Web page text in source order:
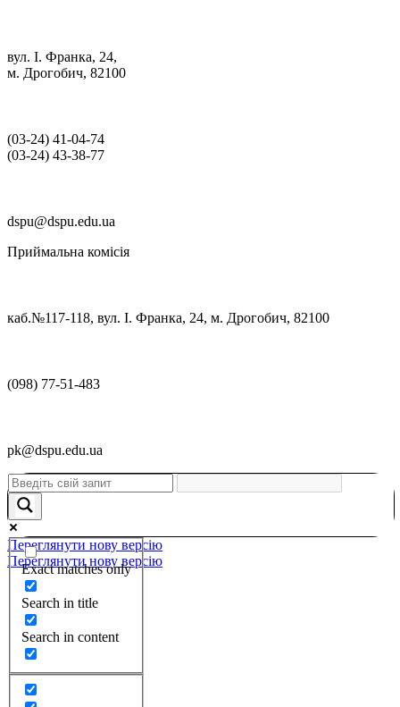
вул. І. Франка, 24,
м. Дрогобич, 82100
(03‑24) 41‑04‑74
(03‑24) 43‑38‑77
dspu@dspu.edu.ua
Приймальна комісія
каб.№117-118, вул. І. Франка, 24, м. Дрогобич, 82100
(098) 77-51-483
pk@dspu.edu.ua
Exact matches only
Search in title
Search in content
Переглянути нову версію
Переглянути нову версію